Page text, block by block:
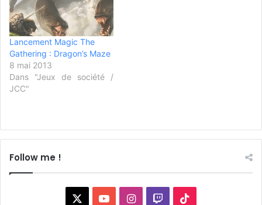
Lancement Magic The
Gathering : Dragon’s Maze
8 mai 2013
Dans "Jeux de société /
JCC"
Follow me !
YouTubeInstagram
Twitch